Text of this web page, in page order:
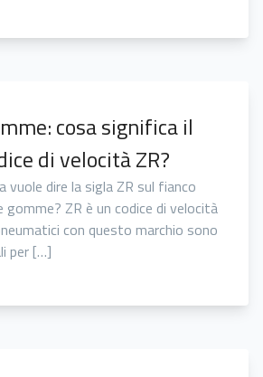
cosa significa il
di velocità ZR?
vuole dire la sigla ZR sul fianco
gomme? ZR è un codice di velocità
con questo marchio sono
per […]